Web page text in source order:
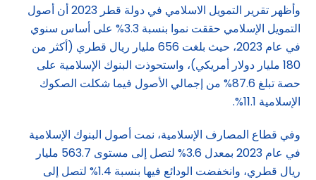
وأظهر تقرير التمويل الاسلامي في دولة قطر 2023 أن أصول
التمويل الإسلامي حققت نموا بنسبة 3.3% على أساس سنوي
في عام 2023، حيث بلغت 656 مليار ريال قطري (أكثر من
180 مليار دولار أمريكي)، واستحوذت البنوك الإسلامية على
حصة تبلغ 87.6% من إجمالي الأصول فيما شكلت الصكوك
الإسلامية 11.1%.
وفي قطاع المصارف الإسلامية، نمت أصول البنوك الإسلامية
في عام 2023 بمعدل 3.6% لتصل إلى مستوى 563.7 مليار
ريال قطري، وانخفضت الودائع فيها بنسبة 1.4% لتصل إلى